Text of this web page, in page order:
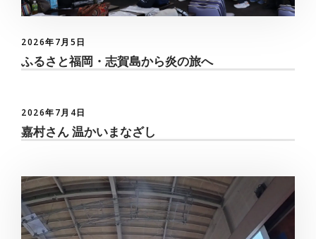
2026年7月5日
ふるさと福岡・志賀島から炎の旅へ
2026年7月4日
嘉村さん 温かいまなざし